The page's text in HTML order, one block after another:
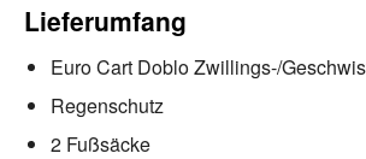
Lieferumfang
Euro Cart Doblo Zwillings-/
Regenschutz
2 Fußsäcke